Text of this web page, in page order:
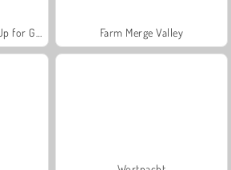
Farm Merge Valley